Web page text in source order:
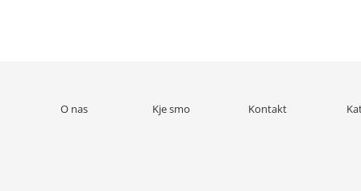
O nas Kje smo Kontakt